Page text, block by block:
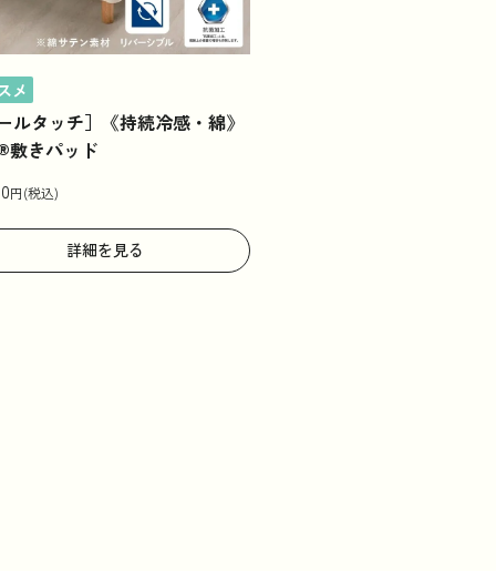
メ
ルタッチ］《持続冷感・綿》
敷きパッド
円(税込)
詳細を見る